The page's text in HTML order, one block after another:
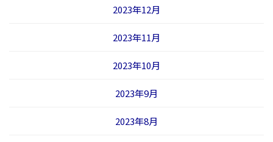
2023年12月
2023年11月
2023年10月
2023年9月
2023年8月